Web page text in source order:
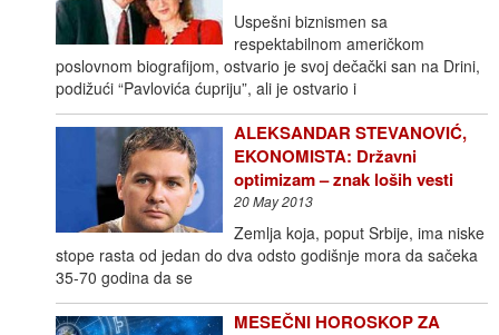
Uspešni biznismen sa
respektabilnom američkom
poslovnom biografijom, ostvario je svoj dečački san na Drini,
podižući “Pavlovića ćupriju”, ali je ostvario i
ALEKSANDAR STEVANOVIĆ,
EKONOMISTA: Državni
optimizam – znak loših vesti
20 May 2013
Zemlja koja, poput Srbije, ima niske
stope rasta od jedan do dva odsto godišnje mora da sačeka
35-70 godina da se
MESEČNI HOROSKOP ZA